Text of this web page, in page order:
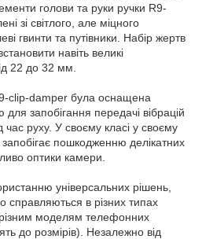
голови та руки ручки R9-
зі світлого, але міцного
гвинти та путівники. Набір жертв
навіть великі
22 до 32 мм.
clip-damper була оснащена
запобігання передачі вібрацій
час руху. У своєму класі у своєму
запобігає пошкодженню делікатних
оптики камери.
універсальних рішень,
справляються в різних типах
різним моделям телефонних
до розмірів). Незалежно від